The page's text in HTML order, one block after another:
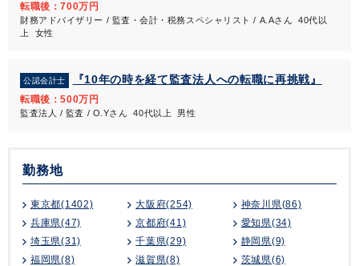
転職後：700万円
財務アドバイザリー / 監査・会計・税務スペシャリスト / A.Aさん 40代以
上 女性
公認会計士 『10年の時を経て監査法人への転職に再挑戦』
転職後：500万円
監査法人 / 監査 / O.Yさん 40代以上 男性
勤務地
東京都(1402) 大阪府(254)
神奈川県(86)
兵庫県(47)
京都府(41)
愛知県(34)
埼玉県(31)
千葉県(29)
静岡県(9)
福岡県(8)
滋賀県(8)
茨城県(6)